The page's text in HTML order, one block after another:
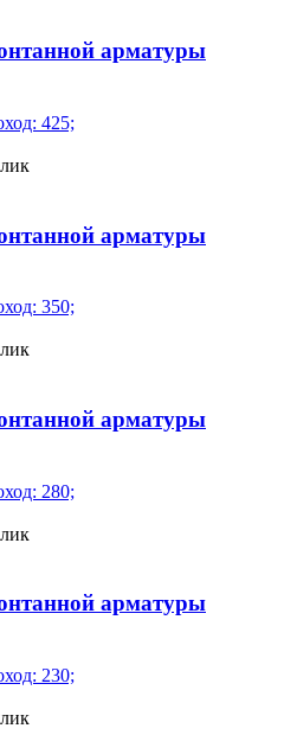
арматуры
425;
арматуры
350;
арматуры
280;
арматуры
230;